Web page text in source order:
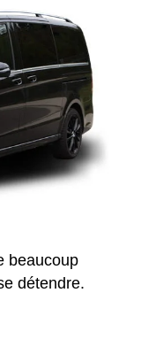
beaucoup
détendre.